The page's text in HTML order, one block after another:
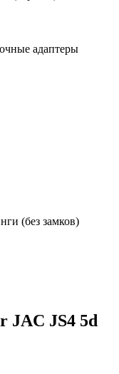
адаптеры
(без замков)
JAC JS4 5d